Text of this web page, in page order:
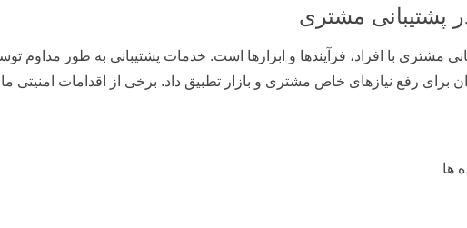
پشتیبانی مشتری
مشتری با افراد، فرآیندها و ابزارها است. خدمات پشتیبانی به طور مداوم
برای رفع نیازهای خاص مشتری و بازار تطبیق داد. برخی از اقدامات امنیتی ما
ها